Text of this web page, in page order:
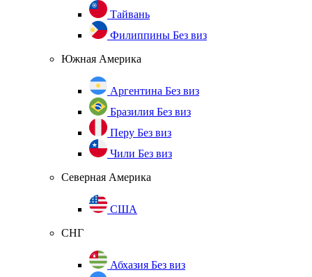
Тайвань
Филиппины Без виз
Южная Америка
Аргентина Без виз
Бразилия Без виз
Перу Без виз
Чили Без виз
Северная Америка
США
СНГ
Абхазия Без виз